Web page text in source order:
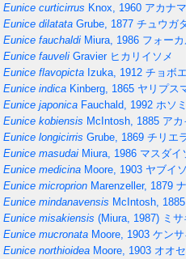
Eunice curticirrus Knox, 1960 アカナマ
Eunice dilatata Grube, 1877 チュウガタ
Eunice fauchaldi Miura, 1986 フォーカ
Eunice fauveli Gravierヒカリイソメ
Eunice flavopicta Izuka, 1912 チョボエ
Eunice indica Kinberg, 1865 ヤリプスマ
Eunice japonica Fauchald, 1992 ホソミ
Eunice kobiensis McIntosh, 1885 アカ
Eunice longicirris Grube, 1869 チリエラ
Eunice masudai Miura, 1986 マスダイ
Eunice medicina Moore, 1903 ヤブイソ
Eunice microprion Marenzeller, 1879 ナ
Eunice mindanavensis McIntosh, 1885
Eunice misakiensis (Miura, 1987) ミサ
Eunice mucronata Moore, 1903 ケンサ
Eunice northioidea Moore, 1903 オオセ